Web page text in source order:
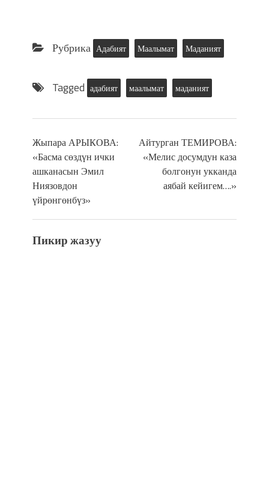
Рубрика Адабият Маалымат Маданият
Tagged адабият маалымат маданият
Жыпара АРЫКОВА:
«Басма сөздүн ички
ашканасын Эмил
Ниязовдон
үйрөнгөнбүз»
Айтурган ТЕМИРОВА:
«Мелис досумдун каза
болгонун укканда
аябай кейигем….»
Пикир жазуу